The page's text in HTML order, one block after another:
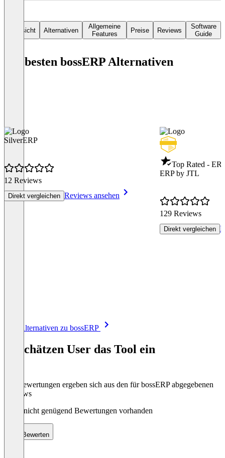
Übersicht Alternativen
Allgemeine
Features
Preise Reviews
Software
Guide
Die besten bossERP Alternativen
SilverERP
12 Reviews
Direkt vergleichen Reviews ansehen
Top Rated -
ERP by JTL
129 Reviews
Direkt vergleichen
Alle Alternativen zu bossERP
So schätzen User das Tool ein
Die Bewertungen ergeben sich aus den für bossERP abgegebenen
Reviews
Noch nicht genügend Bewertungen vorhanden
Bewerten